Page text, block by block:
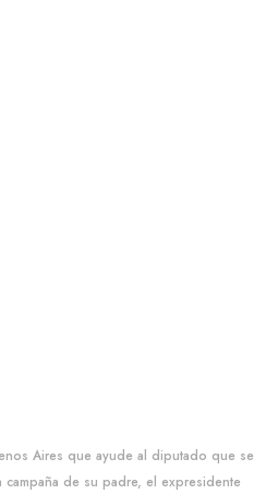
Aires que ayude al diputado que se
de su padre, el expresidente